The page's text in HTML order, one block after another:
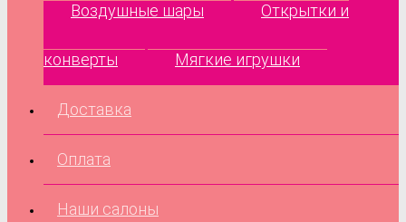
Воздушные шары Открытки и
конверты Мягкие игрушки
Доставка
Оплата
Наши салоны